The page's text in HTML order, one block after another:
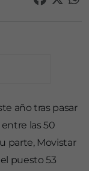
año tras pasar
las 50
parte, Movistar
puesto 53